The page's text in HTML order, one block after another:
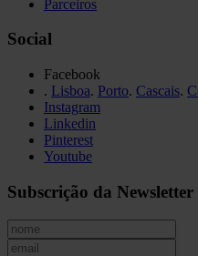
Parceiros
Social
Facebook
. Lisboa. Porto. Cascais.
Instagram
Linkedin
Pinterest
Youtube
Subscrição da Newsletter